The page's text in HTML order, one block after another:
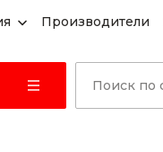
Производители